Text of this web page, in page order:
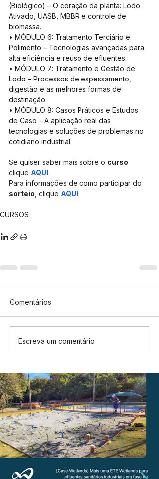
(Biológico) – O coração da planta: Lodo
Ativado, UASB, MBBR e controle de
biomassa.
• MÓDULO 6: Tratamento Terciário e
Polimento – Tecnologias avançadas para
alta eficiência e reuso de efluentes.
• MÓDULO 7: Tratamento e Gestão de
Lodo – Processos de espessamento,
digestão e as melhores formas de
destinação.
• MÓDULO 8: Casos Práticos e Estudos
de Caso – A aplicação real das
tecnologias e soluções de problemas no
cotidiano industrial.
Se quiser saber mais sobre o curso
clique AQUI.
Para informações de como participar do
sorteio , clique AQUI.
CURSOS
Comentários
Escreva um comentário